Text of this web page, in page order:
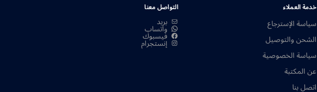
خدمة العملاء
سياسة الإسترجاع
الشحن والتوصيل
سياسة الخصوصية
عن المكتبة
اتصل بنا
التواصل معنا
بريد
واتساب
فيسبوك
إنستجرام